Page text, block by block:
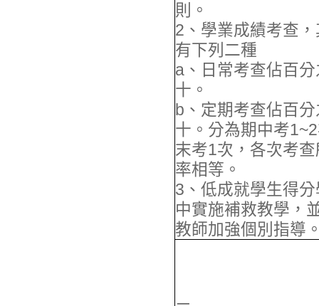
則。
2、學業成績考查
有下列二種
a、日常考查佔百
十。
b、定期考查佔百
十。分為期中考
末考1次，各次考
率相等。
3、低成就學生得
中實施補救教學，
教師加強個別指導